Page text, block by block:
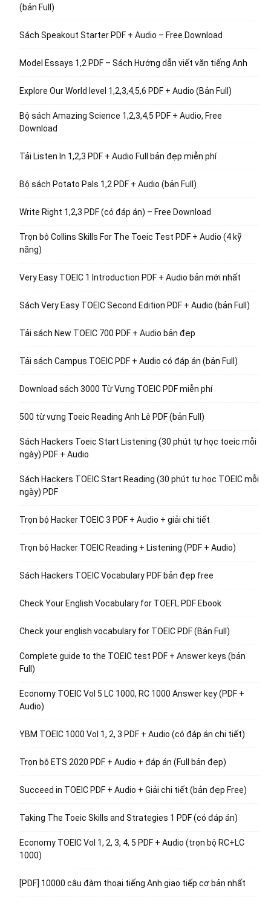
(bản Full)
Sách Speakout Starter PDF + Audio – Free Download
Model Essays 1,2 PDF – Sách Hướng dẫn viết văn tiếng Anh
Explore Our World level 1,2,3,4,5,6 PDF + Audio (Bản Full)
Bộ sách Amazing Science 1,2,3,4,5 PDF + Audio, Free
Download
Tải Listen In 1,2,3 PDF + Audio Full bản đẹp miễn phí
Bộ sách Potato Pals 1,2 PDF + Audio (bản Full)
Write Right 1,2,3 PDF (có đáp án) – Free Download
Trọn bộ Collins Skills For The Toeic Test PDF + Audio (4 kỹ
năng)
Very Easy TOEIC 1 Introduction PDF + Audio bản mới nhất
Sách Very Easy TOEIC Second Edition PDF + Audio (bản Full)
Tải sách New TOEIC 700 PDF + Audio bản đẹp
Tải sách Campus TOEIC PDF + Audio có đáp án (bản Full)
Download sách 3000 Từ Vựng TOEIC PDF miễn phí
500 từ vựng Toeic Reading Anh Lê PDF (bản Full)
Sách Hackers Toeic Start Listening (30 phút tự học toeic mỗi
ngày) PDF + Audio
Sách Hackers TOEIC Start Reading (30 phút tự học TOEIC mỗi
ngày) PDF
Trọn bộ Hacker TOEIC 3 PDF + Audio + giải chi tiết
Trọn bộ Hacker TOEIC Reading + Listening (PDF + Audio)
Sách Hackers TOEIC Vocabulary PDF bản đẹp free
Check Your English Vocabulary for TOEFL PDF Ebook
Check your english vocabulary for TOEIC PDF (Bản Full)
Complete guide to the TOEIC test PDF + Answer keys (bản
Full)
Economy TOEIC Vol 5 LC 1000, RC 1000 Answer key (PDF +
Audio)
YBM TOEIC 1000 Vol 1, 2, 3 PDF + Audio (có đáp án chi tiết)
Trọn bộ ETS 2020 PDF + Audio + đáp án (Full bản đẹp)
Succeed in TOEIC PDF + Audio + Giải chi tiết (bản đẹp Free)
Taking The Toeic Skills and Strategies 1 PDF (có đáp án)
Economy TOEIC Vol 1, 2, 3, 4, 5 PDF + Audio (trọn bộ RC+LC
1000)
[PDF] 10000 câu đàm thoại tiếng Anh giao tiếp cơ bản nhất